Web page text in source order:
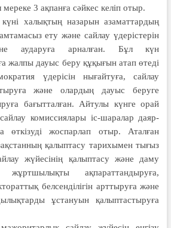
3 ақпанға сәйкес келіп отыр.
күні халық­тың назарын азаматтардың
ету және сайлау үдерістерін
аударуға арналған. Бұл күн
жалпы да­уыс беру құқығын атап өтеді
үдерісін нығайтуға, сайлау
және олардың дауыс беруге
бағытталған. Айтулы күнге орай
комиссиялары іс-шаралар даяр­
өткізуді жоспар­лап отыр. Аталған
қалыптасу тарихы­мен тығыз
жүйе­­сінің қалыптасу және даму
жұртшылықты ақпа­рат­­тандыруға,
белсенділігін арттыруға және
ұста­нуын қалыптастыруға